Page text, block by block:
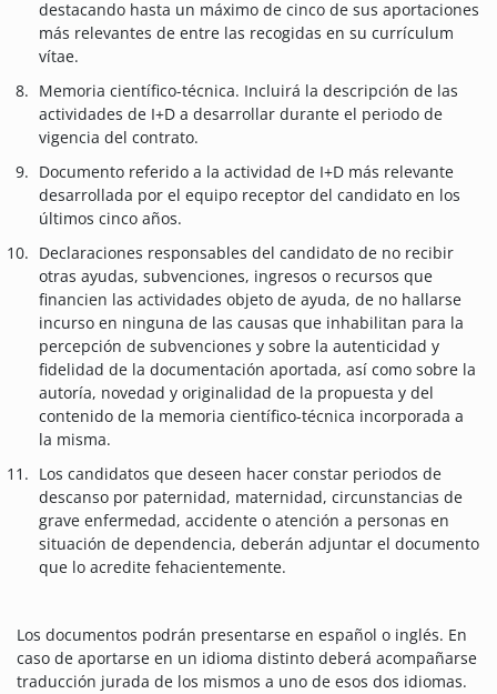
destacando hasta un máximo de cinco de sus aportaciones
más relevantes de entre las recogidas en su currículum
vítae.
Memoria científico-técnica. Incluirá la descripción de las
actividades de I+D a desarrollar durante el periodo de
vigencia del contrato.
Documento referido a la actividad de I+D más relevante
desarrollada por el equipo receptor del candidato en los
últimos cinco años.
Declaraciones responsables del candidato de no recibir
otras ayudas, subvenciones, ingresos o recursos que
financien las actividades objeto de ayuda, de no hallarse
incurso en ninguna de las causas que inhabilitan para la
percepción de subvenciones y sobre la autenticidad y
fidelidad de la documentación aportada, así como sobre la
autoría, novedad y originalidad de la propuesta y del
contenido de la memoria científico-técnica incorporada a
la misma.
Los candidatos que deseen hacer constar periodos de
descanso por paternidad, maternidad, circunstancias de
grave enfermedad, accidente o atención a personas en
situación de dependencia, deberán adjuntar el documento
que lo acredite fehacientemente.
Los documentos podrán presentarse en español o inglés. En
caso de aportarse en un idioma distinto deberá acompañarse
traducción jurada de los mismos a uno de esos dos idiomas.